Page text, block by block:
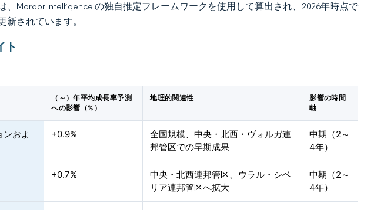
Mordor Intelligence の独自推定フレームワークを使用して算出され、2026年時点で
されています。
ト
（～）年平均成長率予測
への影響（%）
地理的関連性
影響の時間
軸
およ
+0.9%
全国規模、中央・北西・ヴォルガ連
邦管区での早期成果
中期（2～
4年）
+0.7%
中央・北西連邦管区、ウラル・シベ
リア連邦管区へ拡大
中期（2～
4年）